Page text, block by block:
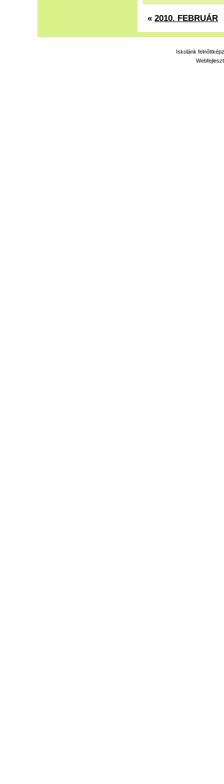
« 2010. FEBRUÁR
Iskolánk